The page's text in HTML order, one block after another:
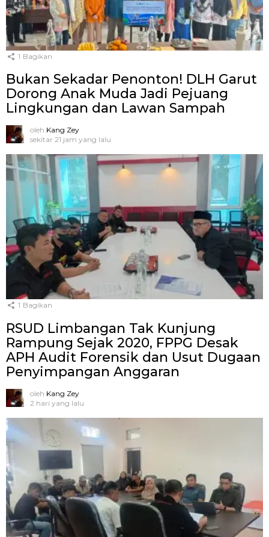
1 Bagikan
Bukan Sekadar Penonton! DLH Garut
Dorong Anak Muda Jadi Pejuang
Lingkungan dan Lawan Sampah
oleh Kang Zey
sekitar 21 jam yang lalu
1 Bagikan
RSUD Limbangan Tak Kunjung
Rampung Sejak 2020, FPPG Desak
APH Audit Forensik dan Usut Dugaan
Penyimpangan Anggaran
oleh Kang Zey
2 hari yang lalu